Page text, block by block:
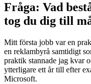
Fråga: Vad
tog du dig till
Mitt första jobb var en
en reklambyrå samtidigt
praktik stannade jag kvar
ytterligare ett år till efter
Microsoft.